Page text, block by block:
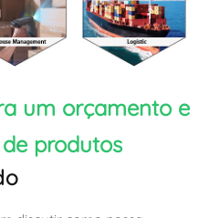
um orçamento e
produtos